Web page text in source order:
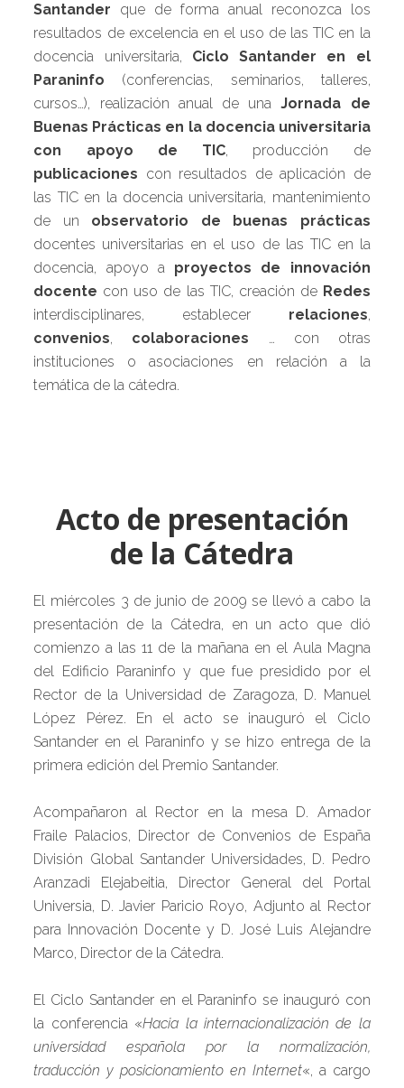
Santander que de forma anual reconozca los
resultados de excelencia en el uso de las TIC en la
docencia universitaria, Ciclo Santander en el
Paraninfo (conferencias, seminarios, talleres,
cursos…), realización anual de unaJornada de
Buenas Prácticas en la docencia universitaria
con apoyo de TIC, producción de
publicaciones con resultados de aplicación de
las TIC en la docencia universitaria, mantenimiento
de un observatorio de buenas prácticas
docentes universitarias en el uso de las TIC en la
docencia, apoyo a proyectos de innovación
docente con uso de las TIC, creación de Redes
interdisciplinares, establecer relaciones,
convenios, colaboraciones … con otras
instituciones o asociaciones en relación a la
temática de la cátedra.
Acto de presentación
de la Cátedra
El miércoles 3 de junio de 2009 se llevó a cabo la
presentación de la Cátedra, en un acto que dió
comienzo a las 11 de la mañana en el Aula Magna
del Edificio Paraninfo y que fue presidido por el
Rector de la Universidad de Zaragoza, D. Manuel
López Pérez. En el acto se inauguró el Ciclo
Santander en el Paraninfo y se hizo entrega de la
primera edición del Premio Santander.
Acompañaron al Rector en la mesa D. Amador
Fraile Palacios, Director de Convenios de España
División Global Santander Universidades, D. Pedro
Aranzadi Elejabeitia, Director General del Portal
Universia, D. Javier Paricio Royo, Adjunto al Rector
para Innovación Docente y D. José Luis Alejandre
Marco, Director de la Cátedra.
El Ciclo Santander en el Paraninfo se inauguró con
la conferencia «Hacia la internacionalización de la
universidad española por la normalización,
traducción y posicionamiento en Internet«, a cargo